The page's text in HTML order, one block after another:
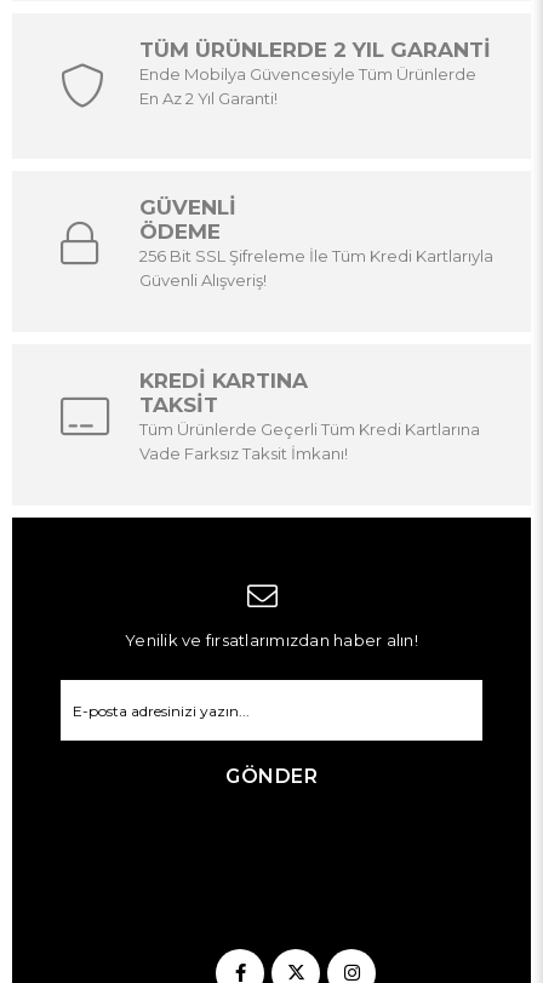
TÜM ÜRÜNLERDE 2 YIL GARANTİ
Ende Mobilya Güvencesiyle Tüm Ürünlerde
En Az 2 Yıl Garanti!
GÜVENLİ
ÖDEME
256 Bit SSL Şifreleme İle Tüm Kredi Kartlarıyla
Güvenli Alışveriş!
KREDİ KARTINA
TAKSİT
Tüm Ürünlerde Geçerli Tüm Kredi Kartlarına
Vade Farksız Taksit İmkanı!
Yenilik ve fırsatlarımızdan haber alın!
GÖNDER